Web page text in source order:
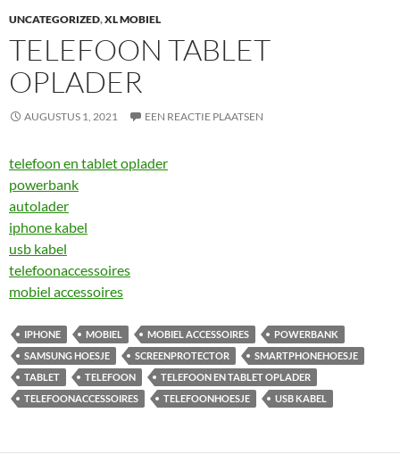
UNCATEGORIZED,XL MOBIEL
TELEFOON TABLET
OPLADER
AUGUSTUS 1, 2021 EEN REACTIE PLAATSEN
telefoon en tablet oplader
powerbank
autolader
iphone kabel
usb kabel
telefoonaccessoires
mobiel accessoires
IPHONE MOBIEL MOBIEL ACCESSOIRES
POWERBANK
SAMSUNG HOESJE
SCREENPROTECTOR
SMARTPHONEHOESJE
TABLET
TELEFOON
TELEFOON EN TABLET OPLADER
TELEFOONACCESSOIRES
TELEFOONHOESJE USB KABEL